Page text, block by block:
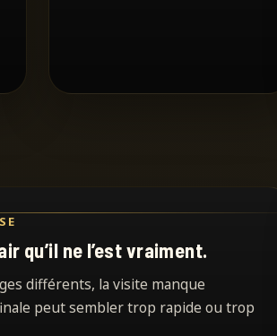
qu’il ne l’est vraiment.
différents, la visite manque
peut sembler trop rapide ou trop